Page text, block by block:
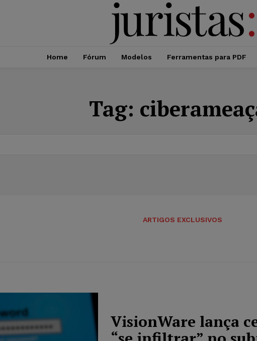
Home Fórum Modelos Ferramentas para PDF
Tag:
ARTIGOS EXCLUSIVOS
VisionWare lança